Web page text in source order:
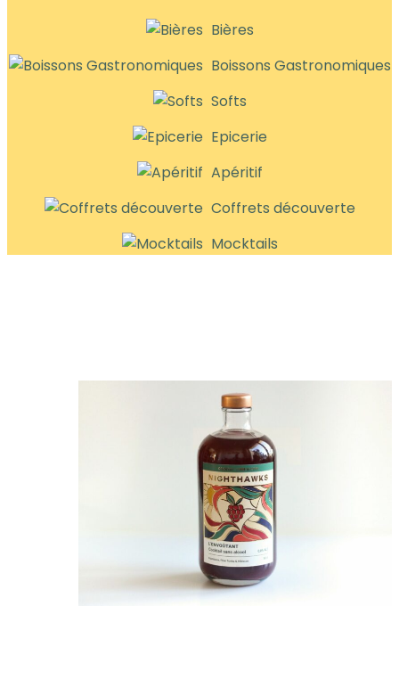
Bières
Boissons Gastronomiques
Softs
Epicerie
Apéritif
Coffrets découverte
Mocktails